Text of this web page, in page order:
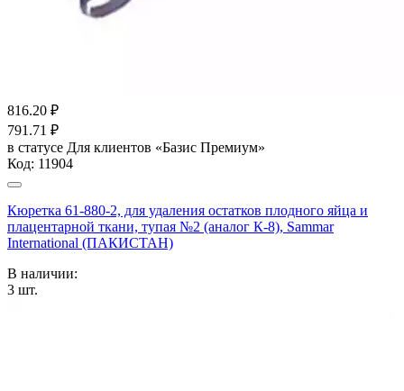
816.20 ₽
791.71 ₽
в статусе Для клиентов «Базис Премиум»
Код: 11904
Кюретка 61-880-2, для удаления остатков плодного яйца и
плацентарной ткани, тупая №2 (аналог К-8), Sammar
International (ПАКИСТАН)
В наличии:
3 шт.